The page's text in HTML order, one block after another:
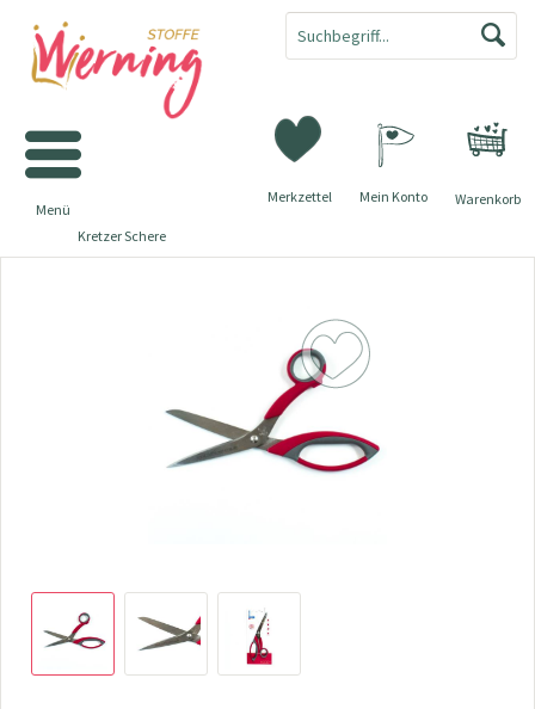
Warenkorb
Merkzettel Mein Konto
Menü
Kretzer Schere